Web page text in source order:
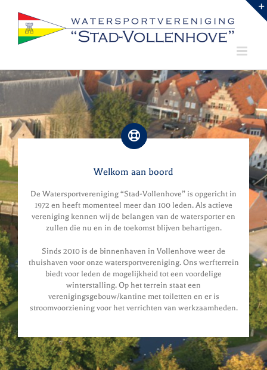
inhoud
Welkom aan boord
De Watersportvereniging “Stad-Vollenhove” is opgericht in
1972 en heeft momenteel meer dan 100 leden. Als actieve
vereniging kennen wij de belangen van de watersporter en
zullen die nu en in de toekomst blijven behartigen.
Sinds 2010 is de binnenhaven in Vollenhove weer de
thuishaven voor onze watersportvereniging. Ons werfterrein
biedt voor leden de mogelijkheid tot een voordelige
winterstalling. Op het terrein staat een
verenigingsgebouw/kantine met toiletten en er is
stroomvoorziening voor het verrichten van werkzaamheden.